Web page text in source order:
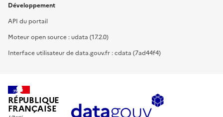
Développement
API du portail
Moteur open source : udata (17.2.0)
Interface utilisateur de data.gouv.fr : cdata (7ad44f4)
RÉPUBLIQUE
FRANÇAISE